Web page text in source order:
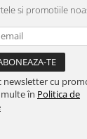
si promotiile
newsletter cu
în Politica de